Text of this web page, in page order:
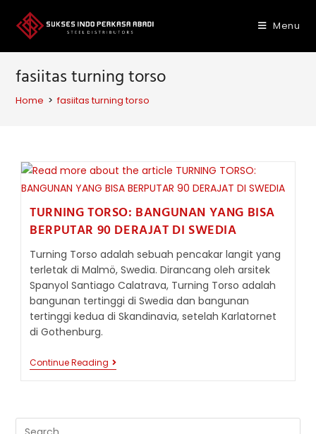
content
Menu
fasiitas turning torso
Home > fasiitas turning torso
TURNING TORSO: BANGUNAN YANG BISA
BERPUTAR 90 DERAJAT DI SWEDIA
Turning Torso adalah sebuah pencakar langit yang
terletak di Malmö, Swedia. Dirancang oleh arsitek
Spanyol Santiago Calatrava, Turning Torso adalah
bangunan tertinggi di Swedia dan bangunan
tertinggi kedua di Skandinavia, setelah Karlatornet
di Gothenburg.
Continue Reading TURNING
TORSO:
BERPUTAR